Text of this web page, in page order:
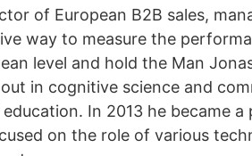
of European B2B sales,
way to measure the
level and hold the Man
in cognitive science and
In 2013 he became a
on the role of various